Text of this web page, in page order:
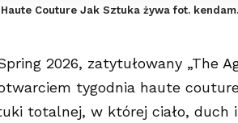
Couture Jak Sztuka żywa fot.
2026, zatytułowany „The
tygodnia haute
totalnej, w której ciało, duch